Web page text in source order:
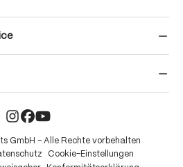
GmbH – Alle Rechte vorbehalten
Cookie-Einstellungen